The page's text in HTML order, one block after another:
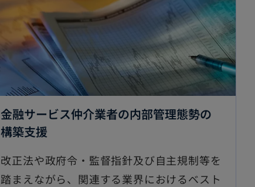
金融サービス仲介業者の内部管理態勢の
構築支援
改正法や政府令・監督指針及び自主規制等を
踏まえながら、関連する業界におけるベスト